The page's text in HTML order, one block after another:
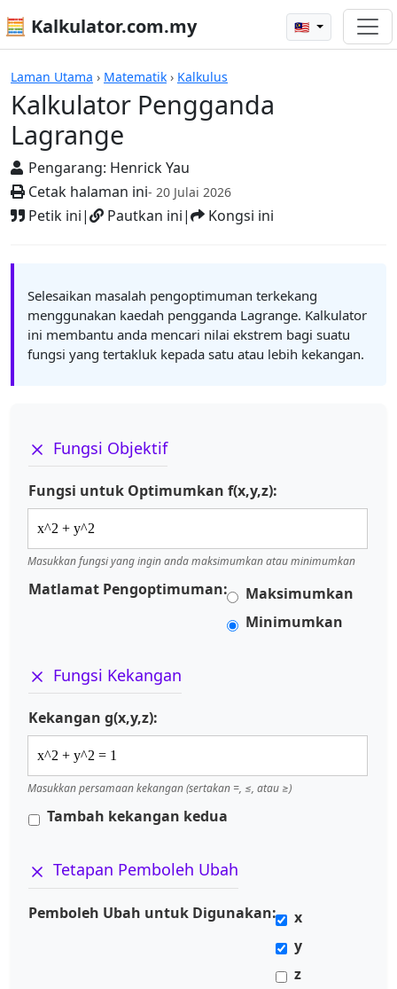
🧮 Kalkulator.com.my 🇲🇾
Laman Utama › Matematik › Kalkulus
Kalkulator Pengganda
Lagrange
Pengarang: Henrick Yau
Cetak halaman ini- 20 Julai 2026
Petik ini| Pautkan ini| Kongsi ini
Kalkulator
Selesaikan masalah pengoptimuman terkekang
menggunakan kaedah pengganda Lagrange. Kalkulator
ini membantu anda mencari nilai ekstrem bagi suatu
fungsi yang tertakluk kepada satu atau lebih kekangan.
Fungsi Objektif
Fungsi untuk Optimumkan f(x,y,z):
Masukkan fungsi yang ingin anda maksimumkan atau minimumkan
Matlamat Pengoptimuman:
Maksimumkan
Minimumkan
Fungsi Kekangan
Kekangan g(x,y,z):
Masukkan persamaan kekangan (sertakan =, ≤, atau ≥)
Tambah kekangan kedua
Tetapan Pemboleh Ubah
Pemboleh Ubah untuk Digunakan:
x
y
z